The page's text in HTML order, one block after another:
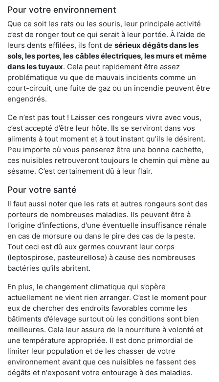
Pour votre environnement
Que ce soit les rats ou les souris, leur principale activité
c’est de ronger tout ce qui serait à leur portée. À l’aide de
leurs dents effilées, ils font de sérieux dégâts dans les
sols, les portes, les câbles électriques, les murs et même
dans les tuyaux. Cela peut rapidement être assez
problématique vu que de mauvais incidents comme un
court-circuit, une fuite de gaz ou un incendie peuvent être
engendrés.
Ce n’est pas tout ! Laisser ces rongeurs vivre avec vous,
c’est accepté d’être leur hôte. Ils se serviront dans vos
aliments à tout moment et à tout instant qu’ils le désirent.
Peu importe où vous penserez être une bonne cachette,
ces nuisibles retrouveront toujours le chemin qui mène au
sésame. C’est certainement dû à leur flair.
Pour votre santé
Il faut aussi noter que les rats et autres rongeurs sont des
porteurs de nombreuses maladies. Ils peuvent être à
l'origine d'infections, d'une éventuelle insuffisance rénale
en cas de morsure ou dans le pire des cas de la peste.
Tout ceci est dû aux germes couvrant leur corps
(leptospirose, pasteurellose) à cause des nombreuses
bactéries qu’ils abritent.
En plus, le changement climatique qui s’opère
actuellement ne vient rien arranger. C’est le moment pour
eux de chercher des endroits favorables comme les
bâtiments d’élevage surtout où les conditions sont bien
meilleures. Cela leur assure de la nourriture à volonté et
une température appropriée. Il est donc primordial de
limiter leur population et de les chasser de votre
environnement avant que ces nuisibles ne fassent des
dégâts et n'exposent votre entourage à des maladies.